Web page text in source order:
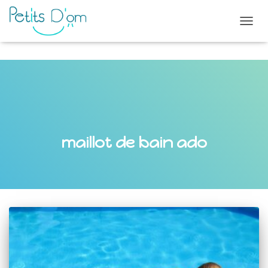
LA
maillot de bain ado